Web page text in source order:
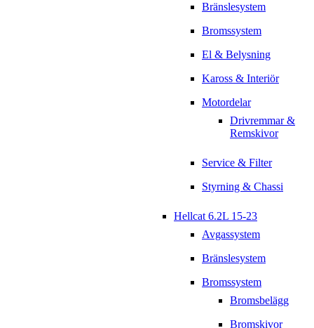
Bränslesystem
Bromssystem
El & Belysning
Kaross & Interiör
Motordelar
Drivremmar &
Remskivor
Service & Filter
Styrning & Chassi
Hellcat 6.2L 15-23
Avgassystem
Bränslesystem
Bromssystem
Bromsbelägg
Bromskivor